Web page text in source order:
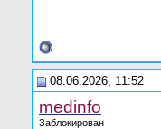
08.06.2026, 11:52
medinfo
Заблокирован